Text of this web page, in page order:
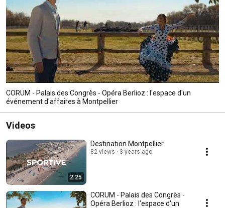
CORUM - Palais des Congrès - Opéra Berlioz : l'espace d'un
événement d'affaires à Montpellier
Videos
2:25
Destination Montpellier
82 views 3 years ago
CORUM - Palais des Congrès -
Opéra Berlioz : l'espace d'un